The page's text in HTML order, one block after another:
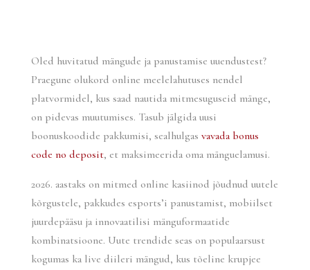
Oled huvitatud mängude ja panustamise uuendustest?
Praegune olukord online meelelahutuses nendel
platvormidel, kus saad nautida mitmesuguseid mänge,
on pidevas muutumises. Tasub jälgida uusi
boonuskoodide pakkumisi, sealhulgas vavada bonus
code no deposit, et maksimeerida oma mänguelamusi.
2026. aastaks on mitmed online kasiinod jõudnud uutele
kõrgustele, pakkudes esports’i panustamist, mobiilset
juurdepääsu ja innovaatilisi mänguformaatide
kombinatsioone. Uute trendide seas on populaarsust
kogumas ka live diileri mängud, kus tõeline krupjee